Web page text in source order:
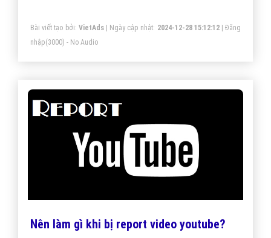
Bài viết tạo bởi: VietAds| Ngày cập nhật: 2024-12-28 15:12:12|Đăng
nhập(3000) - No Audio
Nên làm gì khi bị report video youtube?